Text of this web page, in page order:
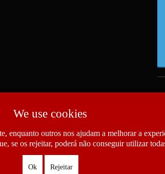
We use cookies
enquanto outros nos ajudam a melhorar a
se os rejeitar, poderá não conseguir utilizar
Ok Rejeitar